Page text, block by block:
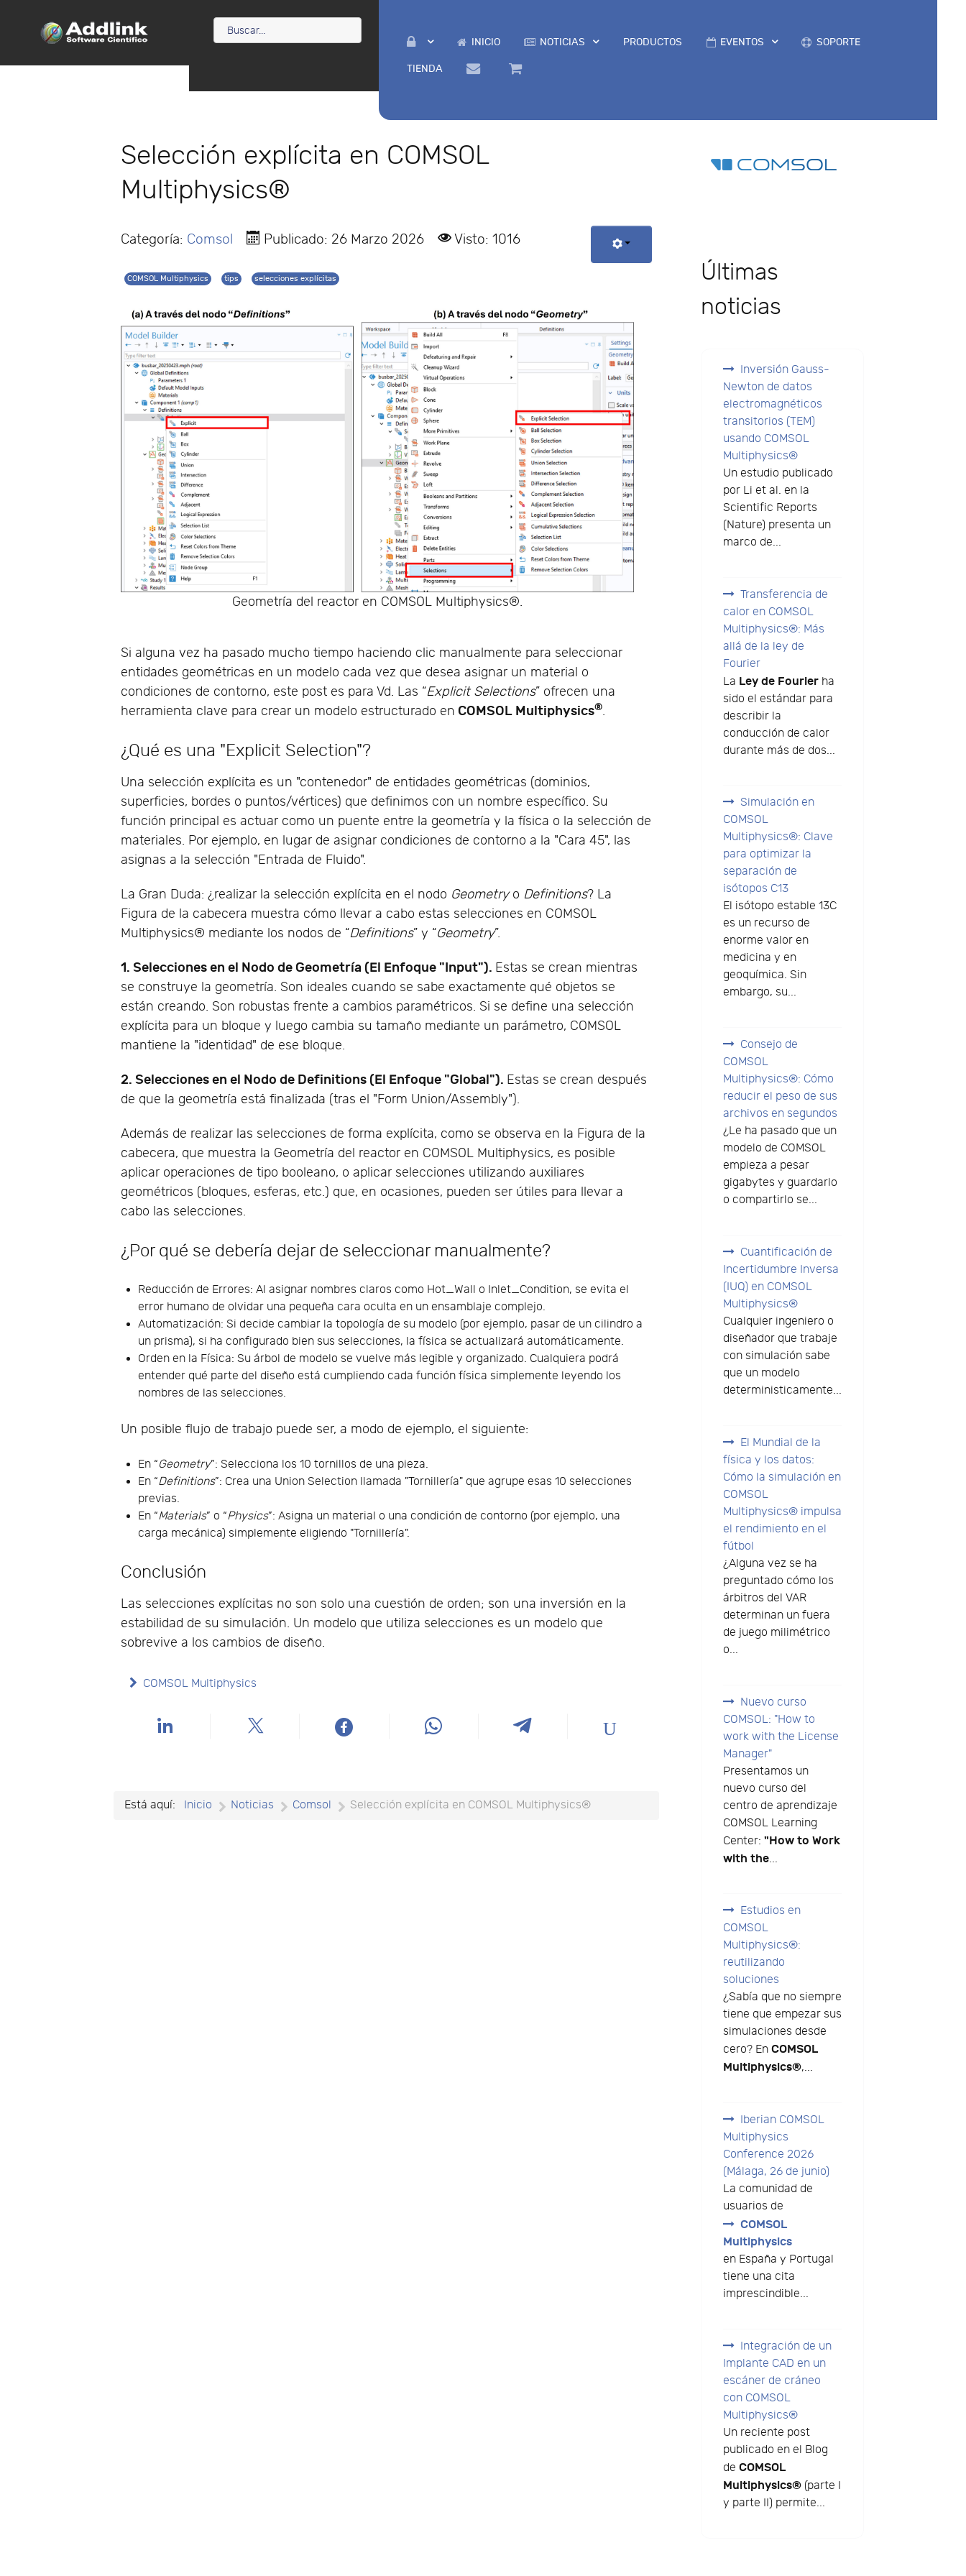
INICIO NOTICIAS PRODUCTOS EVENTOS SOPORTE
TIENDA
Selección explícita en COMSOL
Multiphysics®
Categoría: Comsol Publicado: 26 Marzo 2026 Visto: 1016
COMSOL Multiphysics tips selecciones explícitas
Geometría del reactor en COMSOL Multiphysics®.
Si alguna vez ha pasado mucho tiempo haciendo clic manualmente para seleccionar
entidades geométricas en un modelo cada vez que desea asignar un material o
condiciones de contorno, este post es para Vd. Las “Explicit Selections” ofrecen una
herramienta clave para crear un modelo estructurado en COMSOL Multiphysics®.
¿Qué es una "Explicit Selection"?
Una selección explícita es un "contenedor" de entidades geométricas (dominios,
superficies, bordes o puntos/vértices) que definimos con un nombre específico. Su
función principal es actuar como un puente entre la geometría y la física o la selección de
materiales. Por ejemplo, en lugar de asignar condiciones de contorno a la "Cara 45", las
asignas a la selección "Entrada de Fluido".
La Gran Duda: ¿realizar la selección explícita en el nodo Geometryo Definitions? La
Figura de la cabecera muestra cómo llevar a cabo estas selecciones en COMSOL
Multiphysics® mediante los nodos de “Definitions” y “Geometry”.
1. Selecciones en el Nodo de Geometría (El Enfoque "Input"). Estas se crean mientras
se construye la geometría. Son ideales cuando se sabe exactamente qué objetos se
están creando. Son robustas frente a cambios paramétricos. Si se define una selección
explícita para un bloque y luego cambia su tamaño mediante un parámetro, COMSOL
mantiene la "identidad" de ese bloque.
2. Selecciones en el Nodo de Definitions (El Enfoque "Global"). Estas se crean después
de que la geometría está finalizada (tras el "Form Union/Assembly").
Además de realizar las selecciones de forma explícita, como se observa en la Figura de la
cabecera, que muestra la Geometría del reactor en COMSOL Multiphysics, es posible
aplicar operaciones de tipo booleano, o aplicar selecciones utilizando auxiliares
geométricos (bloques, esferas, etc.) que, en ocasiones, pueden ser útiles para llevar a
cabo las selecciones.
¿Por qué se debería dejar de seleccionar manualmente?
Reducción de Errores: Al asignar nombres claros como Hot_Wall o Inlet_Condition, se evita el
error humano de olvidar una pequeña cara oculta en un ensamblaje complejo.
Automatización: Si decide cambiar la topología de su modelo (por ejemplo, pasar de un cilindro a
un prisma), si ha configurado bien sus selecciones, la física se actualizará automáticamente.
Orden en la Física: Su árbol de modelo se vuelve más legible y organizado. Cualquiera podrá
entender qué parte del diseño está cumpliendo cada función física simplemente leyendo los
nombres de las selecciones.
Un posible flujo de trabajo puede ser, a modo de ejemplo, el siguiente:
En “Geometry”: Selecciona los 10 tornillos de una pieza.
En “Definitions”: Crea una Union Selection llamada "Tornillería" que agrupe esas 10 selecciones
previas.
En “Materials” o “Physics”: Asigna un material o una condición de contorno (por ejemplo, una
carga mecánica) simplemente eligiendo "Tornillería".
Conclusión
Las selecciones explícitas no son solo una cuestión de orden; son una inversión en la
estabilidad de su simulación. Un modelo que utiliza selecciones es un modelo que
sobrevive a los cambios de diseño.
COMSOL Multiphysics
Está aquí: Inicio Noticias Comsol Selección explícita en COMSOL Multiphysics®
Últimas
noticias
Inversión Gauss-
Newton de datos
electromagnéticos
transitorios (TEM)
usando COMSOL
Multiphysics®
Un estudio publicado
por Li et al. en la
Scientific Reports
(Nature) presenta un
marco de...
Transferencia de
calor en COMSOL
Multiphysics®: Más
allá de la ley de
Fourier
La Ley de Fourierha
sido el estándar para
describir la
conducción de calor
durante más de dos...
Simulación en
COMSOL
Multiphysics®: Clave
para optimizar la
separación de
isótopos C13
El isótopo estable 13C
es un recurso de
enorme valor en
medicina y en
geoquímica. Sin
embargo, su...
Consejo de
COMSOL
Multiphysics®: Cómo
reducir el peso de sus
archivos en segundos
¿Le ha pasado que un
modelo de COMSOL
empieza a pesar
gigabytes y guardarlo
o compartirlo se...
Cuantificación de
Incertidumbre Inversa
(IUQ) en COMSOL
Multiphysics®
Cualquier ingeniero o
diseñador que trabaje
con simulación sabe
que un modelo
deterministicamente...
El Mundial de la
física y los datos:
Cómo la simulación en
COMSOL
Multiphysics® impulsa
el rendimiento en el
fútbol
¿Alguna vez se ha
preguntado cómo los
árbitros del VAR
determinan un fuera
de juego milimétrico
o...
Nuevo curso
COMSOL: "How to
work with the License
Manager"
Presentamos un
nuevo curso del
centro de aprendizaje
COMSOL Learning
Center: "How to Work
with the...
Estudios en
COMSOL
Multiphysics®:
reutilizando
soluciones
¿Sabía que no siempre
tiene que empezar sus
simulaciones desde
cero? EnCOMSOL
Multiphysics®,...
Iberian COMSOL
Multiphysics
Conference 2026
(Málaga, 26 de junio)
La comunidad de
usuarios de
COMSOL
Multiphysics
en España y Portugal
tiene una cita
imprescindible...
Integración de un
Implante CAD en un
escáner de cráneo
con COMSOL
Multiphysics®
Un reciente post
publicado en el Blog
de COMSOL
Multiphysics®(parte I
y parte II) permite...